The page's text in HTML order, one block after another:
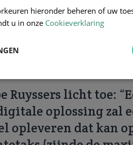
zonder deze
13,5% oplevert.
Ruyssers licht toe:
oplossing zal
opleveren dat kan
hieronder beheren of uw
u in onze Cookieverklaring